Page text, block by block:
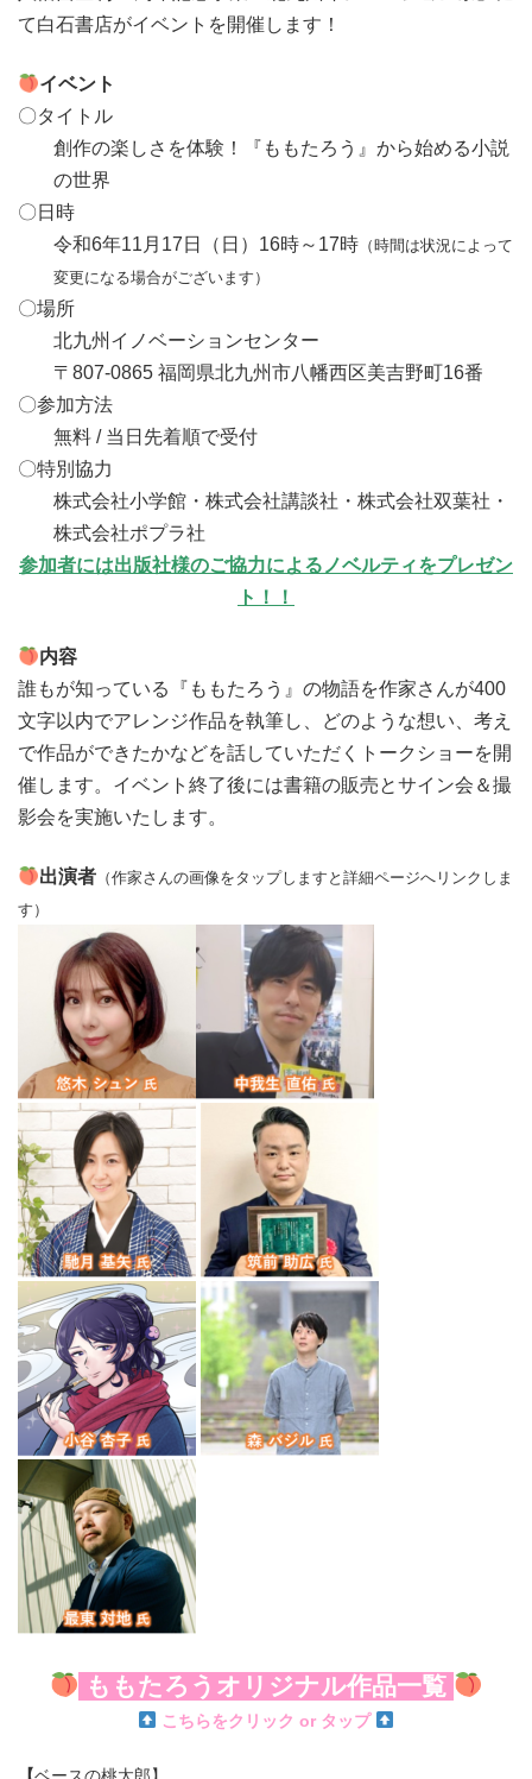
て白石書店がイベントを開催します！
イベント
〇タイトル
創作の楽しさを体験！
『ももたろう』から始める小説
の世界
〇日時
令和6年11月17日（日）16時～17時 （時間は状況によって
変更になる場合がございます）
〇場所
北九州イノベーションセンター
〒807-0865 福岡県北九州市八幡西区美吉野町16番
〇参加方法
無料 / 当日先着順で受付
〇特別協力
株式会社小学館・株式会社講談社・株式会社双葉社・
株式会社ポプラ社
参加者には出版社様のご協力によるノベルティをプレゼン
ト！！
内容
誰もが知っている『ももたろう』の物語を作家さんが400
文字以内でアレンジ作品を執筆し、どのような想い、考え
で作品ができたかなどを話していただくトークショーを開
催します。イベント終了後には書籍の販売とサイン会＆撮
影会を実施いたします。
出演者 （作家さんの画像をタップしますと詳細ページへリンクしま
す）
ももたろうオリジナル作品一覧
こちらをクリック or タップ